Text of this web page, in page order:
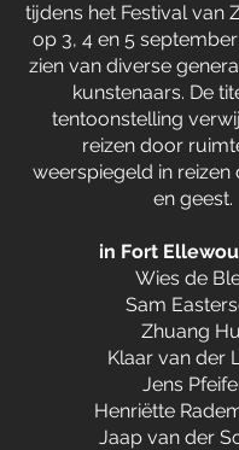
tijdens het Festival van
op 3, 4 en 5
zien van diverse
kunstenaars. De
tentoonstelling
reizen door
weerspiegeld in reizen
en geest.
in Fort
Wies de
Sam
Zhuang
Klaar van der
Jens
Henriëtte
Jaap van der